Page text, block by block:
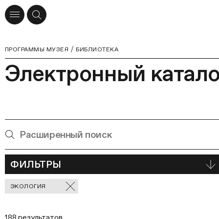
ПРОГРАММЫ МУЗЕЯ БИБЛИОТЕКА
Электронный
ФИЛЬТРЫ
Отмеченные
фильтры
ЭКОЛОГИЯ